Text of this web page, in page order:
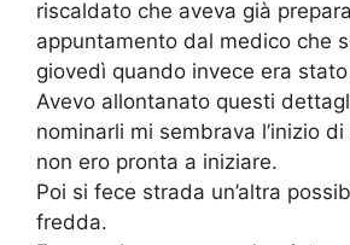
riscaldato che aveva già
appuntamento dal medico che
giovedì quando invece era
Avevo allontanato questi
nominarli mi sembrava l’inizio
non ero pronta a iniziare.
Poi si fece strada un’altra
fredda.